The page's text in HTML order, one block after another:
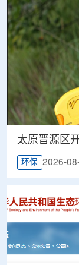
太原晋源区
环保 2026-